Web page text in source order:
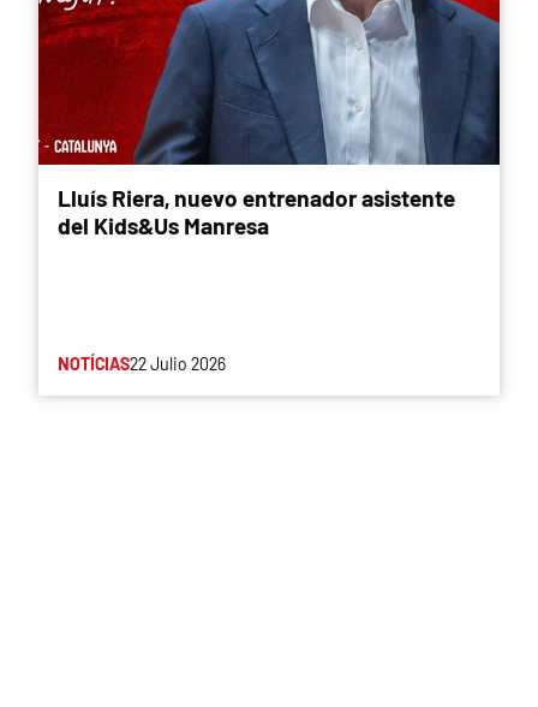
Lluís Riera, nuevo entrenador asistente
del Kids&Us Manresa
NOTÍCIAS22 Julio 2026